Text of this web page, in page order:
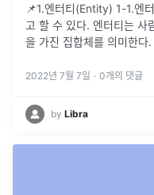
📌1.엔터티(Entity) 1-1.엔
고 할 수 있다. 엔터티는 사
을 가진 집합체를 의미한다
2022년 7월 7일 · 0개의 댓글
by Libra